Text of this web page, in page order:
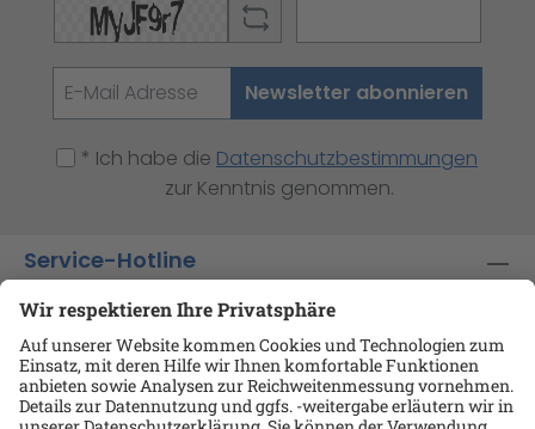
Newsletter abonnieren
* Ich habe die Datenschutzbestimmungen
zur Kenntnis genommen.
Service-Hotline
Shop-Service
Informationen